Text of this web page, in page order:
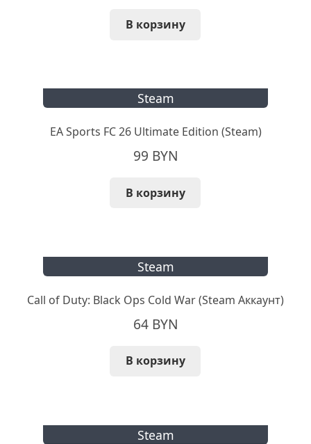
В корзину
Steam
EA Sports FC 26 Ultimate Edition (Steam)
99 BYN
В корзину
Steam
Call of Duty: Black Ops Cold War (Steam Аккаунт)
64 BYN
В корзину
Steam